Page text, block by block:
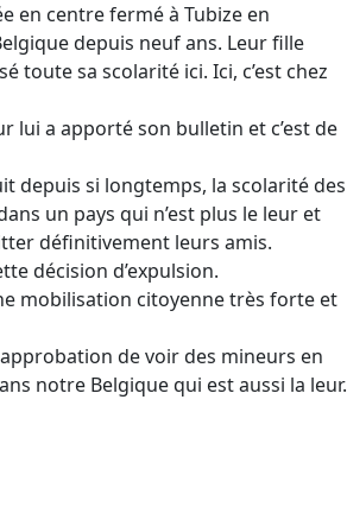
en centre fermé à Tubize en
depuis neuf ans. Leur fille
toute sa scolarité ici. Ici, c’est chez
lui a apporté son bulletin et c’est de
depuis si longtemps, la scolarité des
un pays qui n’est plus le leur et
définitivement leurs amis.
décision d’expulsion.
mobilisation citoyenne très forte et
de voir des mineurs en
notre Belgique qui est aussi la leur.